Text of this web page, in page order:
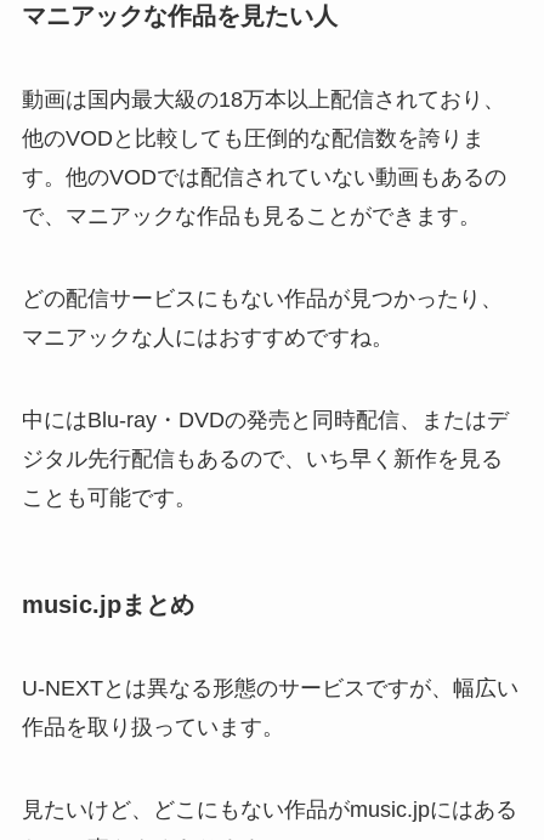
マニアックな作品を見たい人
動画は国内最大級の18万本以上配信されており、
他のVODと比較しても圧倒的な配信数を誇りま
す。他のVODでは配信されていない動画もあるの
で、マニアックな作品も見ることができます。
どの配信サービスにもない作品が見つかったり、
マニアックな人にはおすすめですね。
中にはBlu-ray・DVDの発売と同時配信、またはデ
ジタル先行配信もあるので、いち早く新作を見る
ことも可能です。
music.jpまとめ
U-NEXTとは異なる形態のサービスですが、幅広い
作品を取り扱っています。
見たいけど、どこにもない作品がmusic.jpにはある